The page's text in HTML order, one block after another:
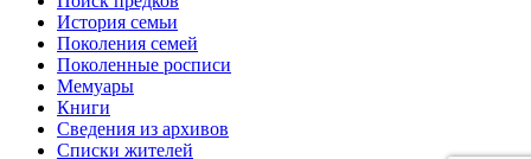
История семьи
Поколения семей
Поколенные росписи
Мемуары
Книги
Сведения из архивов
Списки жителей